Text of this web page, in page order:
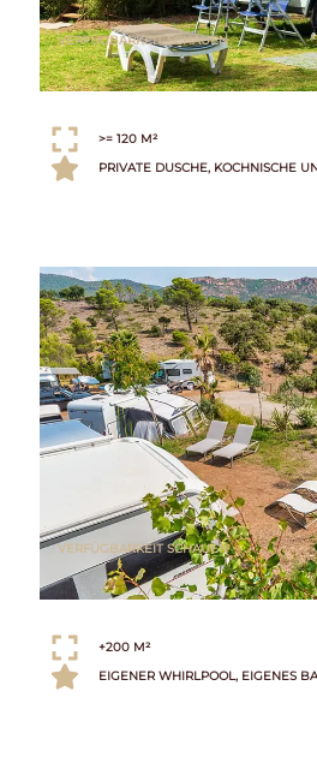
VERFÜGBARKEIT SCHAUEN
>= 120 M²
PRIVATE DUSCHE, KOCHNISCHE
VERFÜGBARKEIT SCHAUEN
+200 M²
EIGENER WHIRLPOOL, EIGENES